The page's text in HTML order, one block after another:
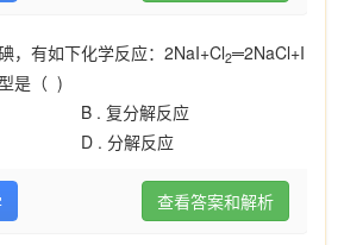
，有如下化学反应：2NaI+Cl2═2NaCl+I
是（ )
B . 复分解反应
D . 分解反应
查看答案和解析